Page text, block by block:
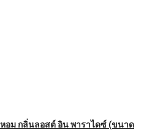
อม กลิ่นลอสต์ อิน พาราไดซ์ (ขนาด